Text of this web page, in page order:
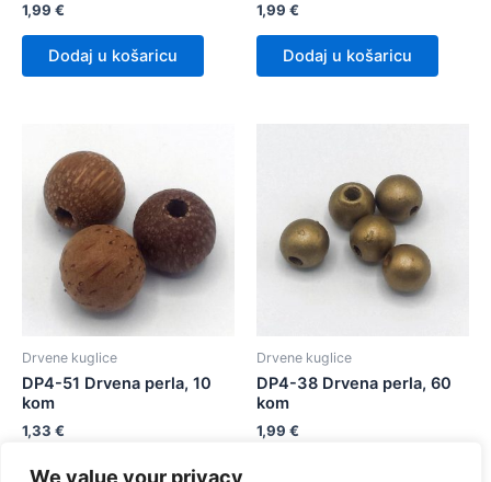
We value your privacy
1,99 €
Dodaj u košaricu
1,99 €
Dodaj u košaricu
Drvene kuglice
DP4-51 Drvena perla, 10
kom
1,33 €
Dodaj u košaricu
Drvene kuglice
DP4-38 Drvena perla, 60
kom
1,99 €